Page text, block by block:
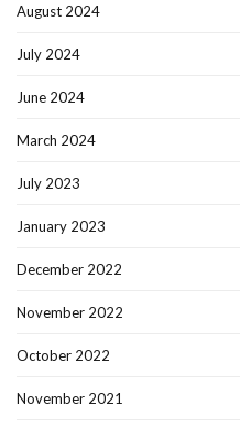
August 2024
July 2024
June 2024
March 2024
July 2023
January 2023
December 2022
November 2022
October 2022
November 2021